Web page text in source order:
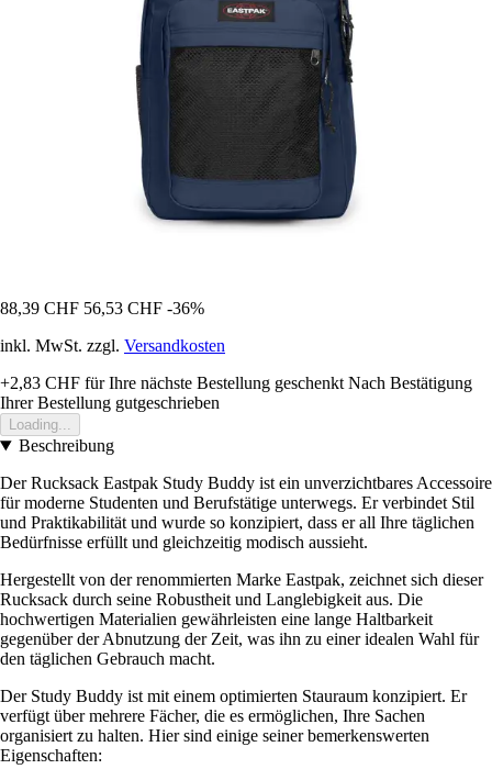
88,39 CHF 56,53 CHF -36%
inkl. MwSt. zzgl. Versandkosten
+2,83 CHF für Ihre nächste Bestellung geschenkt Nach Bestätigung
Ihrer Bestellung gutgeschrieben
Loading...
Beschreibung
Der Rucksack Eastpak Study Buddy ist ein unverzichtbares Accessoire
für moderne Studenten und Berufstätige unterwegs. Er verbindet Stil
und Praktikabilität und wurde so konzipiert, dass er all Ihre täglichen
Bedürfnisse erfüllt und gleichzeitig modisch aussieht.
Hergestellt von der renommierten Marke Eastpak, zeichnet sich dieser
Rucksack durch seine Robustheit und Langlebigkeit aus. Die
hochwertigen Materialien gewährleisten eine lange Haltbarkeit
gegenüber der Abnutzung der Zeit, was ihn zu einer idealen Wahl für
den täglichen Gebrauch macht.
Der Study Buddy ist mit einem optimierten Stauraum konzipiert. Er
verfügt über mehrere Fächer, die es ermöglichen, Ihre Sachen
organisiert zu halten. Hier sind einige seiner bemerkenswerten
Eigenschaften: